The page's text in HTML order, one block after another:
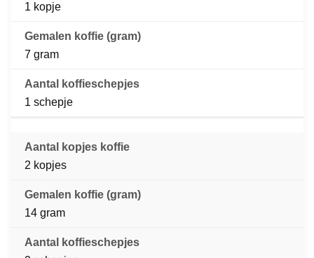
1 kopje
7 gram
1 schepje
2 kopjes
14 gram